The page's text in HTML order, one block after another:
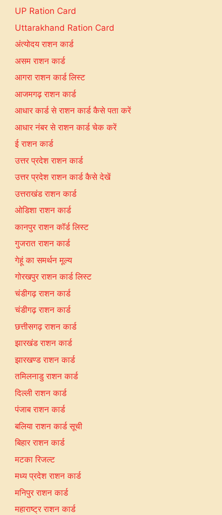
UP Ration Card
Uttarakhand Ration Card
अंत्योदय राशन कार्ड
असम राशन कार्ड
आगरा राशन कार्ड लिस्ट
आजमगढ़ राशन कार्ड
आधार कार्ड से राशन कार्ड कैसे पता करें
आधार नंबर से राशन कार्ड चेक करें
ई राशन कार्ड
उत्तर प्रदेश राशन कार्ड
उत्तर प्रदेश राशन कार्ड कैसे देखें
उत्तराखंड राशन कार्ड
ओडिशा राशन कार्ड
कानपुर राशन कॉर्ड लिस्ट
गुजरात राशन कार्ड
गेहूं का समर्थन मूल्य
गोरखपुर राशन कार्ड लिस्ट
चंडीगढ़ राशन कार्ड
चंडीगढ़ राशन कार्ड
छत्तीसगढ़ राशन कार्ड
झारखंड राशन कार्ड
झारखण्ड राशन कार्ड
तमिलनाडु राशन कार्ड
दिल्ली राशन कार्ड
पंजाब राशन कार्ड
बलिया राशन कार्ड सूची
बिहार राशन कार्ड
मटका रिजल्ट
मध्य प्रदेश राशन कार्ड
मनिपुर राशन कार्ड
महाराष्ट्र राशन कार्ड